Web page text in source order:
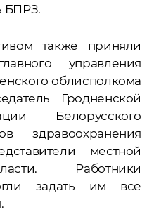
БПРЗ.
также приняли
управления
облисполкома
Гродненской
Белорусского
здравоохранения
местной
Работники
задать им все